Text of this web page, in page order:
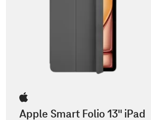
Apple Smart Folio 13" iPad